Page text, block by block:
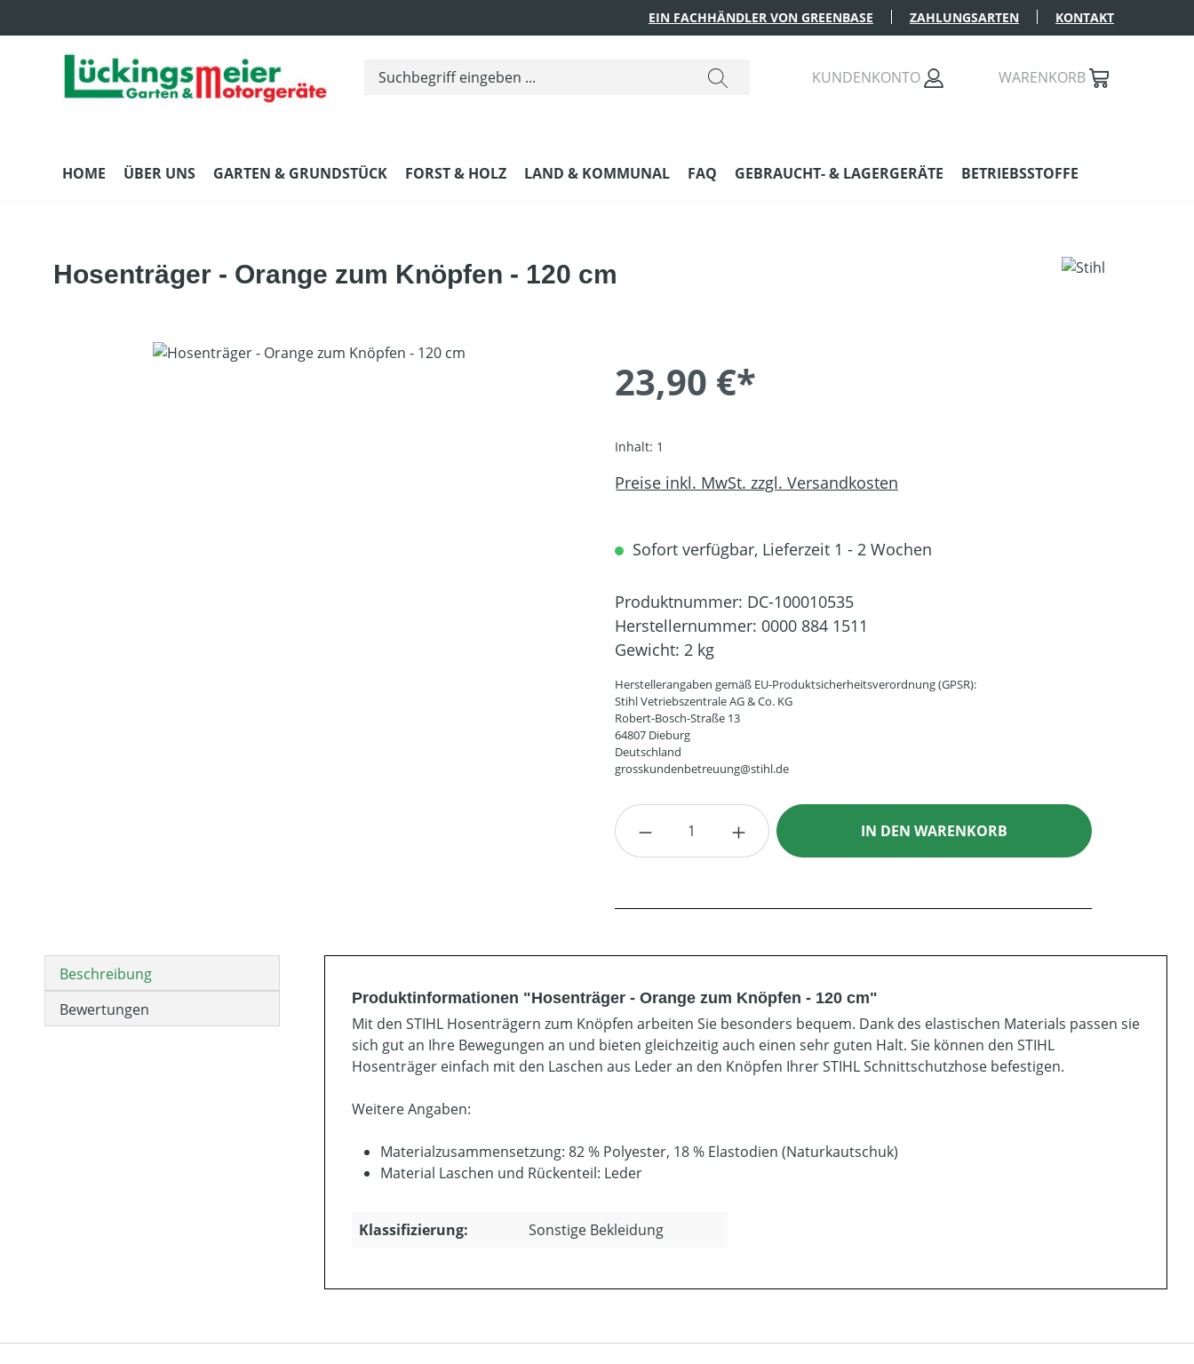
EIN FACHHÄNDLER VON GREENBASE ZAHLUNGSARTEN KONTAKT
KUNDENKONTO WARENKORB
HOME ÜBER UNS GARTEN & GRUNDSTÜCK FORST & HOLZ LAND & KOMMUNAL FAQ GEBRAUCHT- & LAGERGERÄTE BETRIEBSSTOFFE
Hosenträger - Orange zum Knöpfen - 120 cm
Bildergalerie überspringen
23,90 €*
Inhalt: 1
Preise inkl. MwSt. zzgl. Versandkosten
Sofort verfügbar, Lieferzeit 1 - 2 Wochen
Produktnummer: DC-100010535
Herstellernummer: 0000 884 1511
Gewicht: 2 kg
Herstellerangaben gemäß EU-Produktsicherheitsverordnung (GPSR):
Stihl Vetriebszentrale AG & Co. KG
Robert-Bosch-Straße 13
64807 Dieburg
Deutschland
grosskundenbetreuung@stihl.de
Produkt Anzahl: Gib den gewünschten Wert ein oder
IN DEN WARENKORB
Beschreibung
Bewertungen
Produktinformationen "Hosenträger - Orange zum Knöpfen - 120 cm"
Mit den STIHL Hosenträgern zum Knöpfen arbeiten Sie besonders bequem. Dank des elastischen Materials passen sie
sich gut an Ihre Bewegungen an und bieten gleichzeitig auch einen sehr guten Halt. Sie können den STIHL
Hosenträger einfach mit den Laschen aus Leder an den Knöpfen Ihrer STIHL Schnittschutzhose befestigen.
Weitere Angaben:
Materialzusammensetzung: 82 % Polyester, 18 % Elastodien (Naturkautschuk)
Material Laschen und Rückenteil: Leder
Klassifizierung: Sonstige Bekleidung